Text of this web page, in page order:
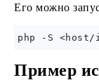
Его можно
Пример